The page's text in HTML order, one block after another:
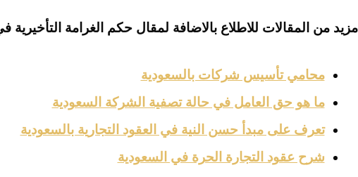
مزيد من المقالات للاطلاع بالاضافة لمقال حكم الغرامة التأخيرية
محامي تأسيس شركات بالسعودية
ما هو حق العامل في حالة تصفية الشركة السعودية
تعرف على مبدأ حسن النية في العقود التجارية بالسعودية
شرح عقود التجارة الحرة في السعودية